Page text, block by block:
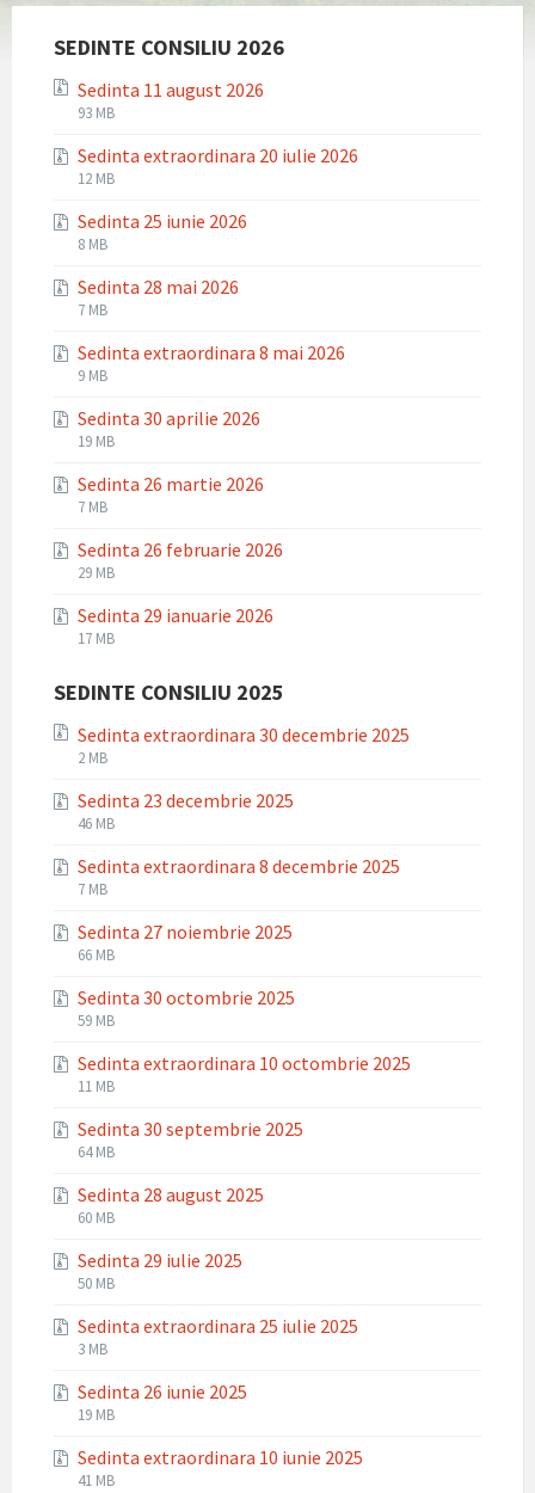
SEDINTE CONSILIU 2026
Sedinta 11 august 2026
File
zip
File
93 MB
Sedinta extraordinara 20 iulie 2026
File
zip
File
12 MB
Sedinta 25 iunie 2026
File
zip
File
8 MB
Sedinta 28 mai 2026
File
zip
File
7 MB
Sedinta extraordinara 8 mai 2026
File
zip
File
9 MB
Sedinta 30 aprilie 2026
File
zip
File
19 MB
Sedinta 26 martie 2026
File
zip
File
7 MB
Sedinta 26 februarie 2026
File
zip
File
29 MB
Sedinta 29 ianuarie 2026
File
zip
File
17 MB
SEDINTE CONSILIU 2025
Sedinta extraordinara 30 decembrie 2025
File
zip
File
2 MB
Sedinta 23 decembrie 2025
File
zip
File
46 MB
Sedinta extraordinara 8 decembrie 2025
File
zip
File
7 MB
Sedinta 27 noiembrie 2025
File
zip
File
66 MB
Sedinta 30 octombrie 2025
File
zip
File
59 MB
Sedinta extraordinara 10 octombrie 2025
File
zip
File
11 MB
Sedinta 30 septembrie 2025
File
zip
File
64 MB
Sedinta 28 august 2025
File
zip
File
60 MB
Sedinta 29 iulie 2025
File
zip
File
50 MB
Sedinta extraordinara 25 iulie 2025
File
zip
File
3 MB
Sedinta 26 iunie 2025
File
zip
File
19 MB
Sedinta extraordinara 10 iunie 2025
File
File
41 MB